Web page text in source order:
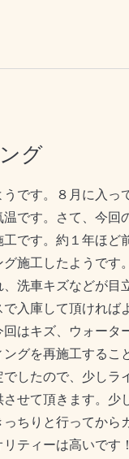
グ
です。８月に入っ
です。さて、今回
です。約１年ほど
施工したようです
洗車キズなどが目
入庫して頂ければ
はキズ、ウォータ
グを再施工するこ
したので、少しラ
せて頂きます。少
ちりと行ってから
ティーは高いです